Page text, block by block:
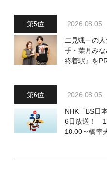
2026.08.05
二見颯一の
手・葉月み
終着駅』をPR
2026.08.05
NHK「BS日
6日放送！
18:00～橋幸